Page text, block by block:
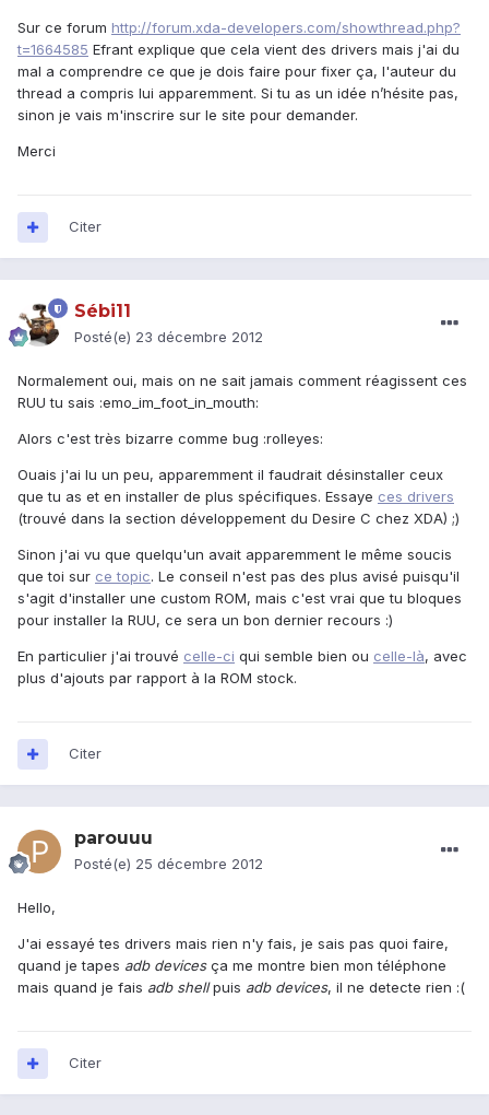
Sur ce forum http://forum.xda-developers.com/showthread.php?
t=1664585 Efrant explique que cela vient des drivers mais j'ai du
mal a comprendre ce que je dois faire pour fixer ça, l'auteur du
thread a compris lui apparemment. Si tu as un idée n’hésite pas,
sinon je vais m'inscrire sur le site pour demander.
Merci
Citer
Sébi11
Posté(e) 23 décembre 2012
Normalement oui, mais on ne sait jamais comment réagissent ces
RUU tu sais :emo_im_foot_in_mouth:
Alors c'est très bizarre comme bug :rolleyes:
Ouais j'ai lu un peu, apparemment il faudrait désinstaller ceux
que tu as et en installer de plus spécifiques. Essaye ces drivers
(trouvé dans la section développement du Desire C chez XDA) ;)
Sinon j'ai vu que quelqu'un avait apparemment le même soucis
que toi sur ce topic. Le conseil n'est pas des plus avisé puisqu'il
s'agit d'installer une custom ROM, mais c'est vrai que tu bloques
pour installer la RUU, ce sera un bon dernier recours :)
En particulier j'ai trouvé celle-ci qui semble bien ou celle-là, avec
plus d'ajouts par rapport à la ROM stock.
Citer
parouuu
Posté(e) 25 décembre 2012
Hello,
J'ai essayé tes drivers mais rien n'y fais, je sais pas quoi faire,
quand je tapes adb devicesça me montre bien mon téléphone
mais quand je fais adb shellpuis adb devices, il ne detecte rien :(
Citer